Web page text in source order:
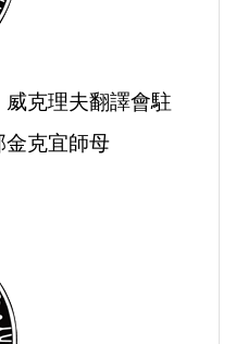
威克理夫翻譯會駐
克宜師母